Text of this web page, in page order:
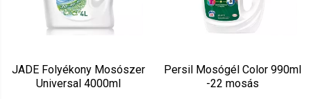
JADE Folyékony Mosószer
Universal 4000ml
Persil Mosógél Color 990ml
-22 mosás